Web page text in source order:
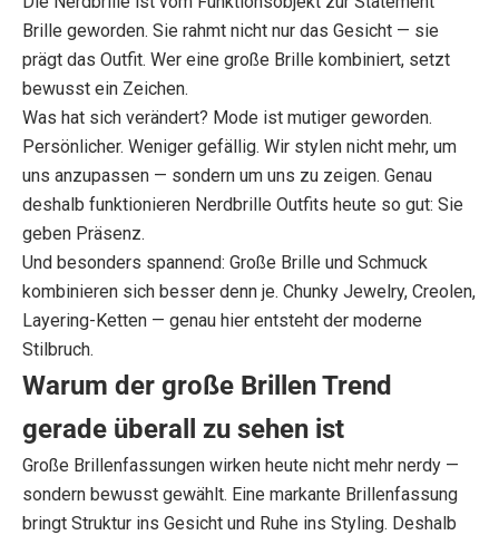
Brille geworden. Sie rahmt nicht nur das Gesicht — sie
prägt das Outfit. Wer eine große Brille kombiniert, setzt
bewusst ein Zeichen.
Was hat sich verändert? Mode ist mutiger geworden.
Persönlicher. Weniger gefällig. Wir stylen nicht mehr, um
uns anzupassen — sondern um uns zu zeigen. Genau
deshalb funktionieren Nerdbrille Outfits heute so gut: Sie
geben Präsenz.
Und besonders spannend: Große Brille und Schmuck
kombinieren sich besser denn je. Chunky Jewelry, Creolen,
Layering-Ketten — genau hier entsteht der moderne
Stilbruch.
Warum der große Brillen Trend
gerade überall zu sehen ist
Große Brillenfassungen wirken heute nicht mehr nerdy —
sondern bewusst gewählt. Eine markante Brillenfassung
bringt Struktur ins Gesicht und Ruhe ins Styling. Deshalb